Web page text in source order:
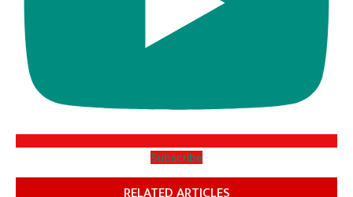
Subscribe